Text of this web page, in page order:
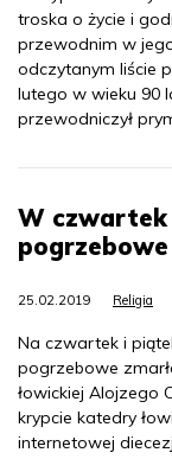
troska o życie i
przewodnim w
odczytanym liście
lutego w wieku 90
przewodniczył
W
25.02.2019 Religia
Na czwartek i
pogrzebowe
łowickiej Alojzego
krypcie katedry
internetowej